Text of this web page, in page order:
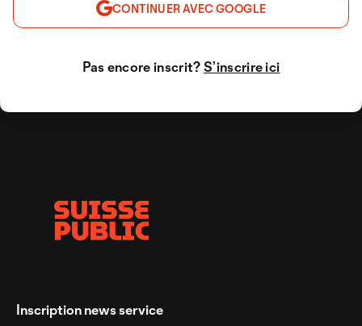
CONTINUER AVEC GOOGLE
Pas encore inscrit?S’inscrire ici
Inscription news service